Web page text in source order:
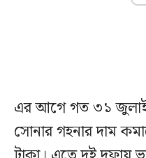
এর আগে গত ৩১
সোনার গহনার দাম